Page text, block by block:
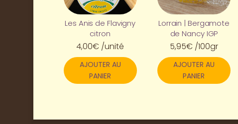
Les Anis de Flavigny
citron
4,00€ /unité
AJOUTER AU
PANIER
Lorrain | Bergamote
de Nancy IGP
5,95€ /100gr
AJOUTER AU
PANIER